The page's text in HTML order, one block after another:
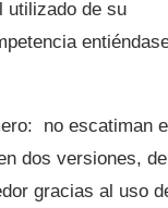
utilizado de su
no escatiman
dos versiones, de
gracias al uso